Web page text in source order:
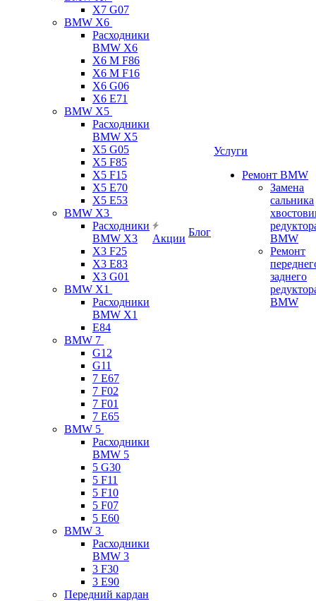
X7 G07
BMW X6
Расходники
BMW X6
X6 M F86
X6 M F16
X6 G06
X6 E71
BMW X5
Расходники
BMW X5
X5 G05
X5 F85
X5 F15
X5 E70
X5 E53
BMW X3
Расходники
BMW X3
X3 F25
X3 E83
X3 G01
BMW X1
Расходники
BMW X1
E84
BMW 7
G12
G11
7 Е67
7 F02
7 F01
7 E65
BMW 5
Расходники
BMW 5
5 G30
5 F11
5 F10
5 F07
5 E60
BMW 3
Расходники
BMW 3
3 F30
3 E90
Передний кардан
Акции
Блог
Услуги
Ремонт BMW
Замена
сальника
BMW
Ремонт
заднего
BMW